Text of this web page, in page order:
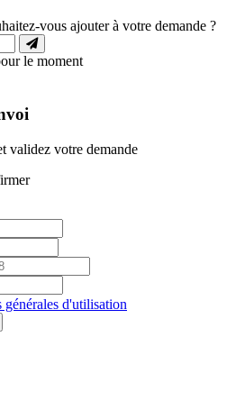
vous ajouter à votre demande ?
le moment
validez votre demande
générales d'utilisation